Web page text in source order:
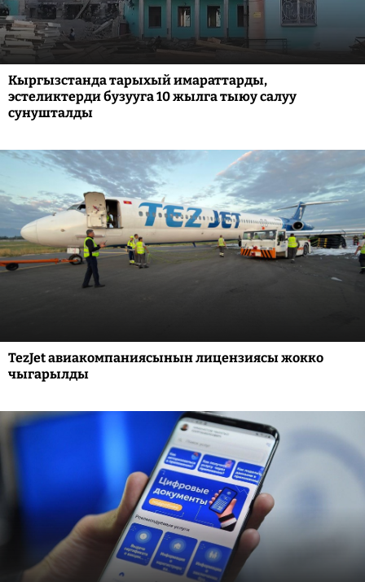
Кыргызстанда тарыхый имараттарды,
эстеликтерди бузууга 10 жылга тыюу салуу
сунушталды
TezJet авиакомпаниясынын лицензиясы жокко
чыгарылды